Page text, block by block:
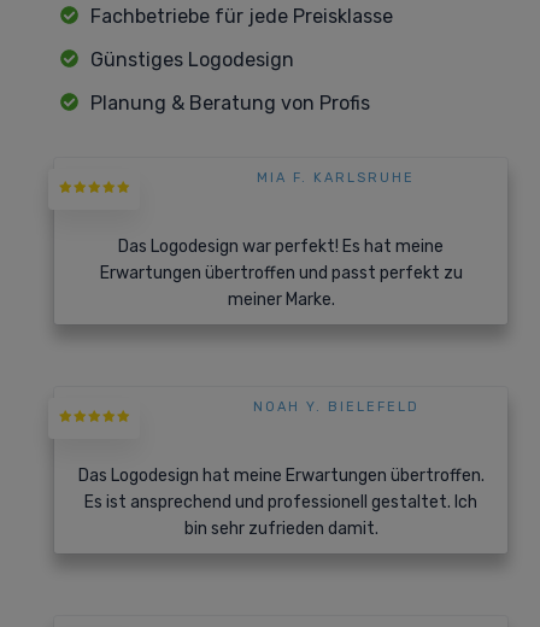
Fachbetriebe für jede Preisklasse
Günstiges Logodesign
Planung & Beratung von Profis
MIA F. KARLSRUHE
Das Logodesign war perfekt! Es hat meine
Erwartungen übertroffen und passt perfekt zu
meiner Marke.
NOAH Y. BIELEFELD
Das Logodesign hat meine Erwartungen übertroffen.
Es ist ansprechend und professionell gestaltet. Ich
bin sehr zufrieden damit.